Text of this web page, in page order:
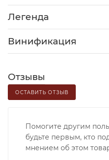
Легенда
Винификация
Отзывы
ОСТАВИТЬ ОТЗЫВ
Помогите другим
будьте первым, кто
мнением об этом